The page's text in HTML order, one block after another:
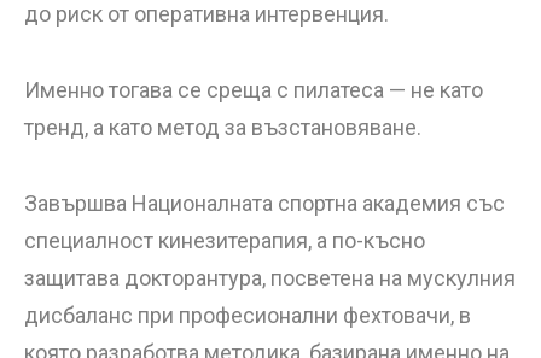
до риск от оперативна интервенция.
Именно тогава се среща с пилатеса — не като
тренд, а като метод за възстановяване.
Завършва Националната спортна академия със
специалност кинезитерапия, а по-късно
защитава докторантура, посветена на мускулния
дисбаланс при професионални фехтовачи, в
която разработва методика, базирана именно на